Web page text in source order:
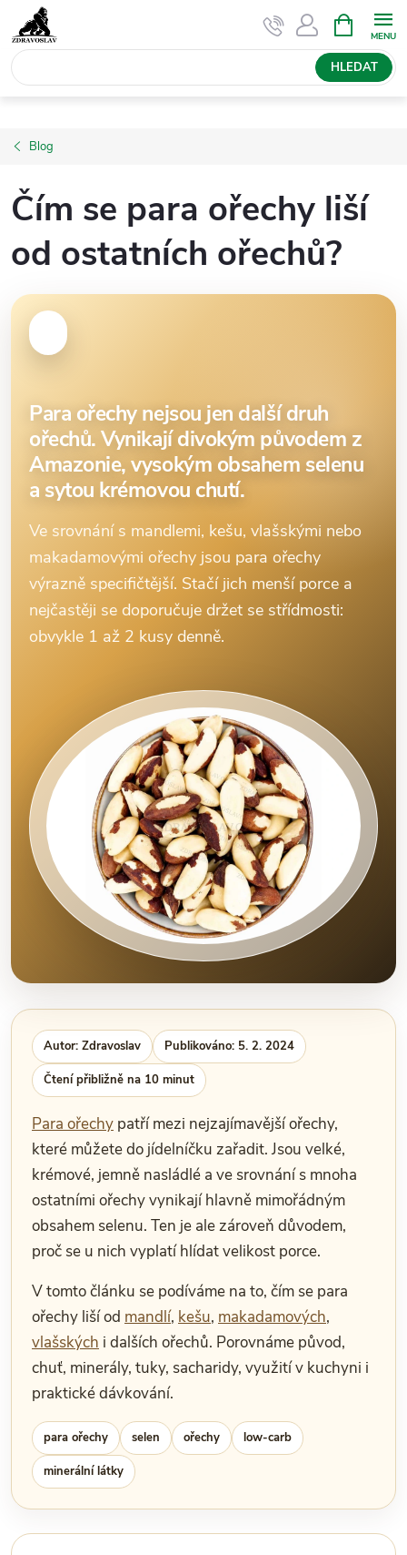
na
obsah
HLEDAT
NÁKUPNÍ
KOŠÍK
Blog
Čím se para ořechy liší
od ostatních ořechů?
Para ořechy nejsou jen další druh
ořechů. Vynikají divokým původem z
Amazonie, vysokým obsahem selenu
a sytou krémovou chutí.
Ve srovnání s mandlemi, kešu, vlašskými nebo
makadamovými ořechy jsou para ořechy
výrazně specifičtější. Stačí jich menší porce a
nejčastěji se doporučuje držet se střídmosti:
obvykle 1 až 2 kusy denně.
Autor: Zdravoslav Publikováno: 5. 2. 2024
Čtení přibližně na 10 minut
Para ořechy patří mezi nejzajímavější ořechy,
které můžete do jídelníčku zařadit. Jsou velké,
krémové, jemně nasládlé a ve srovnání s mnoha
ostatními ořechy vynikají hlavně mimořádným
obsahem selenu. Ten je ale zároveň důvodem,
proč se u nich vyplatí hlídat velikost porce.
V tomto článku se podíváme na to, čím se para
ořechy liší od mandlí, kešu, makadamových,
vlašských i dalších ořechů. Porovnáme původ,
chuť, minerály, tuky, sacharidy, využití v kuchyni i
praktické dávkování.
para ořechy selen ořechy low-carb
minerální látky